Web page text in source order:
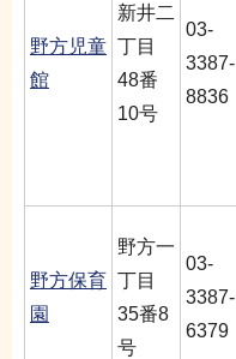
野方児童
館
新井二
丁目
48番
10号
03-
3387-
8836
野方保育
園
野方一
丁目
35番8
号
03-
3387-
6379